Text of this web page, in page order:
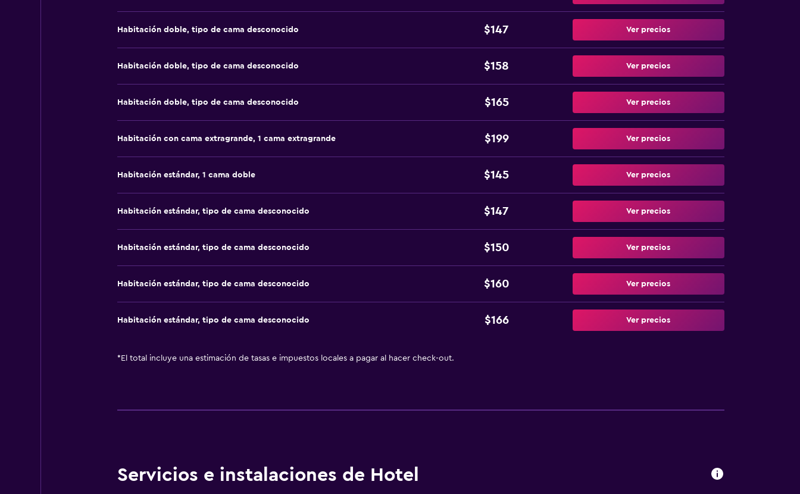
Habitación doble, tipo de cama desconocido $147 Ver precios
Habitación doble, tipo de cama desconocido $158 Ver precios
Habitación doble, tipo de cama desconocido $165 Ver precios
Habitación con cama extragrande, 1 cama extragrande $199 Ver precios
Habitación estándar, 1 cama doble $145 Ver precios
Habitación estándar, tipo de cama desconocido $147 Ver precios
Habitación estándar, tipo de cama desconocido $150 Ver precios
Habitación estándar, tipo de cama desconocido $160 Ver precios
Habitación estándar, tipo de cama desconocido $166 Ver precios
* El total incluye una estimación de tasas e impuestos locales a pagar al hacer check-out.
Servicios e instalaciones de Hotel